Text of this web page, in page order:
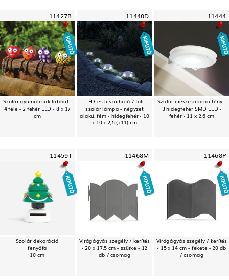
11427B
Szolár gyümölcsök lábbal -
4 féle - 2 fehér LED - 8 x 17
cm
11440D
LED-es leszúrható / fali
szolár lámpa - négyzet
alakú, fém - hidegfehér - 10
x 10 x 2,5 (+11) cm
11444
Szolár ereszcsatorna fény -
3 hidegfehér SMD LED -
fehér - 11 x 2,6 cm
11459T
Szolár dekoráció
fenyőfa
10 cm
11468M
Virágágyás szegély / kerítés
- 20 x 17,5 cm - szürke - 12
db / csomag
11468P
Virágágyás szegély / kerítés
- 15 x 14 cm - fekete - 20 db
/ csomag